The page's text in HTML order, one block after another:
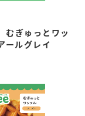
ぎゅっとワッ
ルグレイ